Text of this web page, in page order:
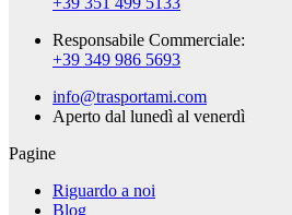
Responsabile Commerciale:
+39 349 986 5693
info@trasportami.com
Aperto dal lunedì al venerdì
Pagine
Riguardo a noi
Blog